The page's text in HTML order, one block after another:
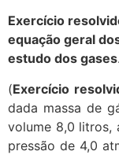
Exercício
equação geral
estudo dos gases.
(Exercício
dada massa de
volume 8,0 litros,
pressão de 4,0